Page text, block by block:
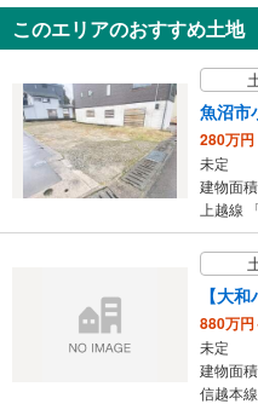
1,399万
5LDK
新潟県
このエリアのおすすめ土地
魚沼市
280万円
未定
建物面
上越線
880万
未定
建物面
信越本